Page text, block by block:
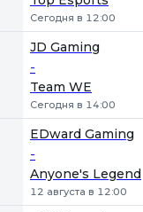
Сегодня в 12:00
JD Gaming
-
Team WE
Сегодня в 14:00
EDward Gaming
-
Anyone's Legend
12 августа в 12:00